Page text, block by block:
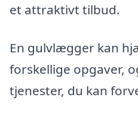
et attraktivt tilbud.
En gulvlægger kan
forskellige opgaver,
tjenester, du kan